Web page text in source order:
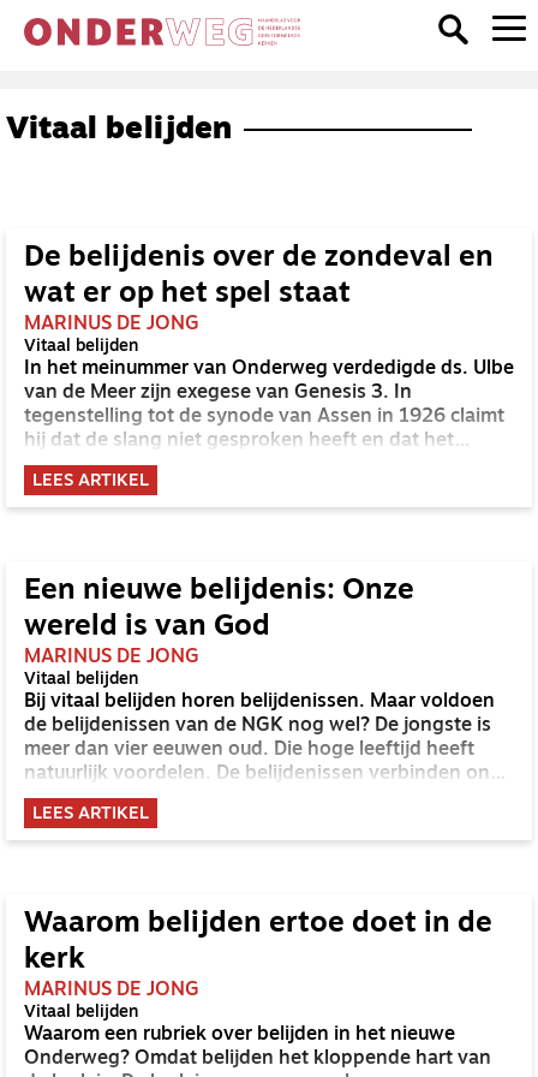
Vitaal belijden
De belijdenis over de zondeval en
wat er op het spel staat
MARINUS DE JONG
Vitaal belijden
In het meinummer van Onderweg verdedigde ds. Ulbe
van de Meer zijn exegese van Genesis 3. In
tegenstelling tot de synode van Assen in 1926 claimt
hij dat de slang niet gesproken heeft en dat het
schadelijk is om dat te blijven zeggen. In het
hoofdredactioneel in dat nummer constateert de
hoofdredactie dat Van de Meer en met hem anderen
eigenlijk op dit punt? En wat staat daarbij op het spel?
LEES ARTIKEL
Een nieuwe belijdenis: Onze
wereld is van God
MARINUS DE JONG
Vitaal belijden
Bij vitaal belijden horen belijdenissen. Maar voldoen
de belijdenissen van de NGK nog wel? De jongste is
meer dan vier eeuwen oud. Die hoge leeftijd heeft
natuurlijk voordelen. De belijdenissen verbinden ons
met kerken van alle tijden en plaatsen. Ze helpen ons
om in onzekere tijden het goede dat ons is
toevertrouwd door de heilige Geest te bewaren (zie
veroudert, maar er rijzen ook nieuwe vragen. En
sommige zaken die ooit urgent waren mogen nu wat
meer naar de achtergrond. In deze aflevering maken
we kennis met een nieuwe belijdenis, of beter een
eigentijds getuigenis: Onze wereld is van God (OWG).
LEES ARTIKEL
Waarom belijden ertoe doet in de
kerk
MARINUS DE JONG
Vitaal belijden
Waarom een rubriek over belijden in het nieuwe
Onderweg? Omdat belijden het kloppende hart van